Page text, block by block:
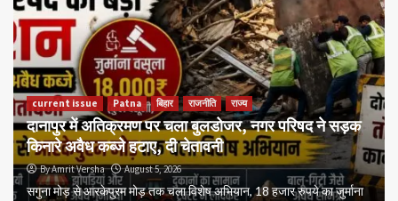
current issue Patna बिहार राजनीति राज्य
दानापुर में अतिक्रमण पर चला बुलडोजर, नगर परिषद ने सड़क
किनारे अवैध कब्जे हटाए, दी चेतावनी
By Amrit Versha August 5, 2026
सगुना मोड़ से आरकेपुरम मोड़ तक चला विशेष अभियान, 18 हजार रुपये का जुर्माना